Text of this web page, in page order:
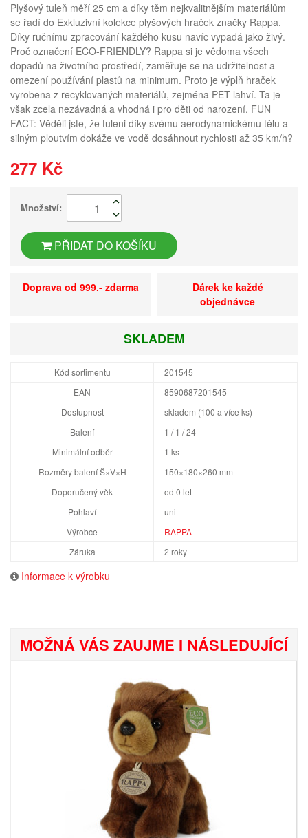
Plyšový tuleň měří 25 cm a díky těm nejkvalitnějším materiálům
se řadí do Exkluzivní kolekce plyšových hraček značky Rappa.
Díky ručnímu zpracování každého kusu navíc vypadá jako živý.
Proč označení ECO-FRIENDLY? Rappa si je vědoma všech
dopadů na životního prostředí, zaměřuje se na udržitelnost a
omezení používání plastů na minimum. Proto je výplň hraček
vyrobena z recyklovaných materiálů, zejména PET lahví. Ta je
však zcela nezávadná a vhodná i pro děti od narození. FUN
FACT: Věděli jste, že tuleni díky svému aerodynamickému tělu a
silným ploutvím dokáže ve vodě dosáhnout rychlosti až 35 km/h?
277 Kč
Množství:
PŘIDAT DO KOŠÍKU
Doprava od 999.- zdarma
Dárek ke každé
objednávce
SKLADEM
Kód sortimentu
201545
EAN
8590687201545
Dostupnost
skladem (100 a více ks)
Balení
1 / 1 / 24
Minimální odběr
1 ks
Rozměry balení Š×V×H
150×180×260 mm
Doporučený věk
od 0 let
Pohlaví
uni
Výrobce
RAPPA
Záruka
2 roky
Informace k výrobku
MOŽNÁ VÁS ZAUJME I NÁSLEDUJÍCÍ